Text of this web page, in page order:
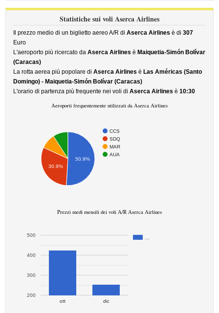
Statistiche sui voli Aserca Airlines
Il prezzo medio di un biglietto aereo A/R diAserca Airlines è di307
Euro
L'aeroporto più ricercato daAserca Airlines è Maiquetia-Simón Bolívar
(Caracas)
La rotta aerea più popolare diAserca Airlines è Las Américas (Santo
Domingo) - Maiquetia-Simón Bolívar (Caracas)
L'orario di partenza più frequente nei voli diAserca Airlines è10:30
Aeroporti frequentemente utilizzati da Aserca Airlines
CCS
SDQ
MAR
AUA
30.9%
50.9%
Prezzi medi mensili dei voli A/R Aserca Airlines
ott dic
200
300
400
500